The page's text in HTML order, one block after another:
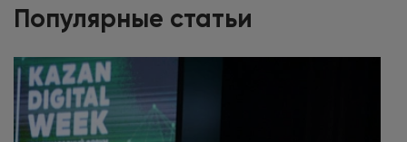
Популярные статьи